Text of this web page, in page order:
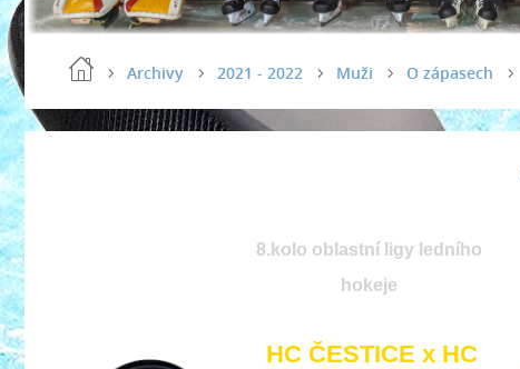
Archivy 2021 - 2022 Muži O zápasech
8.kolo oblastní ligy ledního
hokeje
HC ČESTICE x HC